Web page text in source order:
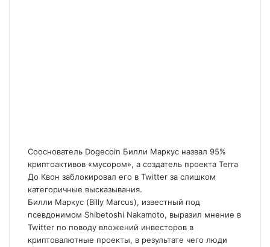
Сооснователь Dogecoin Билли Маркус назвал 95%
криптоактивов «мусором», а создатель проекта Terra
До Квон заблокировал его в Twitter за слишком
категоричные высказывания.
Билли Маркус (Billy Marcus), известный под
псевдонимом Shibetoshi Nakamoto, выразил мнение в
Twitter по поводу вложений инвесторов в
криптовалютные проекты, в результате чего люди